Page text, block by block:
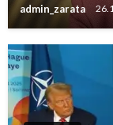
admin_zarata